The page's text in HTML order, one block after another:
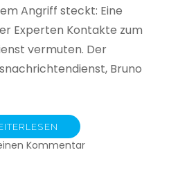
Angriff steckt: Eine
Experten Kontakte zum
vermuten. Der
Bruno
Kommentarzu